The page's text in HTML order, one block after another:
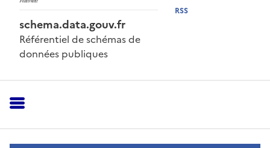
schema.data.gouv.fr
Référentiel de schémas de
données publiques
RSS